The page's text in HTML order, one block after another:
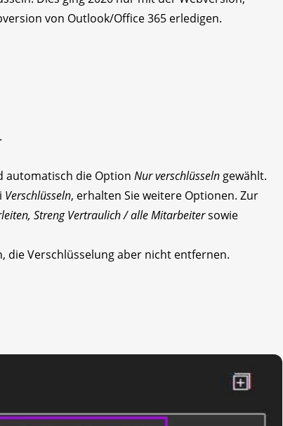
von Outlook/Office 365 erledigen.
.
automatisch die Option Nur verschlüsseln gewählt.
Verschlüsseln, erhalten Sie weitere Optionen. Zur
Streng Vertraulich / alle Mitarbeitersowie
die Verschlüsselung aber nicht entfernen.